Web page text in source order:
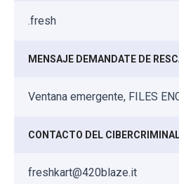
.fresh
MENSAJE DEMANDATE DE
Ventana emergente, FILES
CONTACTO DEL
freshkart@420blaze.it